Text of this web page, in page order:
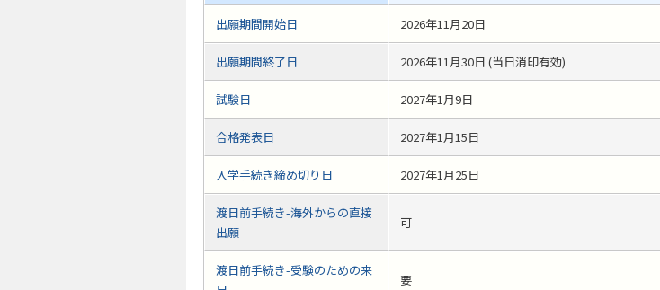
出願期間開始日 2026年11月20日
出願期間終了日 2026年11月30日 (当日消印有効)
試験日 2027年1月9日
合格発表日 2027年1月15日
入学手続き締め切り日 2027年1月25日
渡日前手続き-海外からの直接
出願
可
渡日前手続き-受験のための来
要